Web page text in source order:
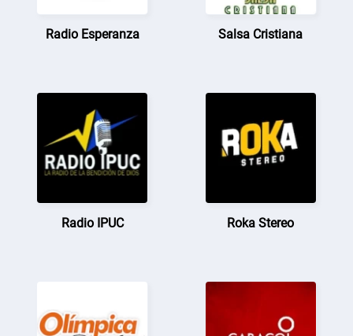
Radio Esperanza Salsa Cristiana
Radio IPUC Roka Stereo